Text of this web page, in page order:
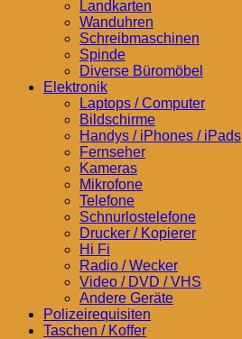
Landkarten
Wanduhren
Schreibmaschinen
Spinde
Diverse Büromöbel
Elektronik
Laptops / Computer
Bildschirme
Handys / iPhones / iPads
Fernseher
Kameras
Mikrofone
Telefone
Schnurlostelefone
Drucker / Kopierer
Hi Fi
Radio / Wecker
Video / DVD / VHS
Andere Geräte
Polizeirequisiten
Taschen / Koffer